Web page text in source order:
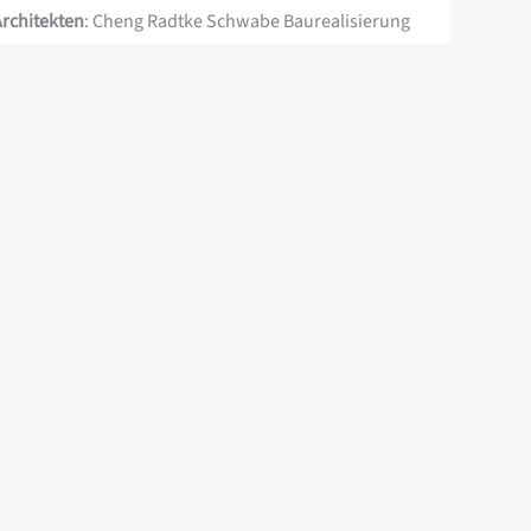
: Cheng Radtke Schwabe Baurealisierung